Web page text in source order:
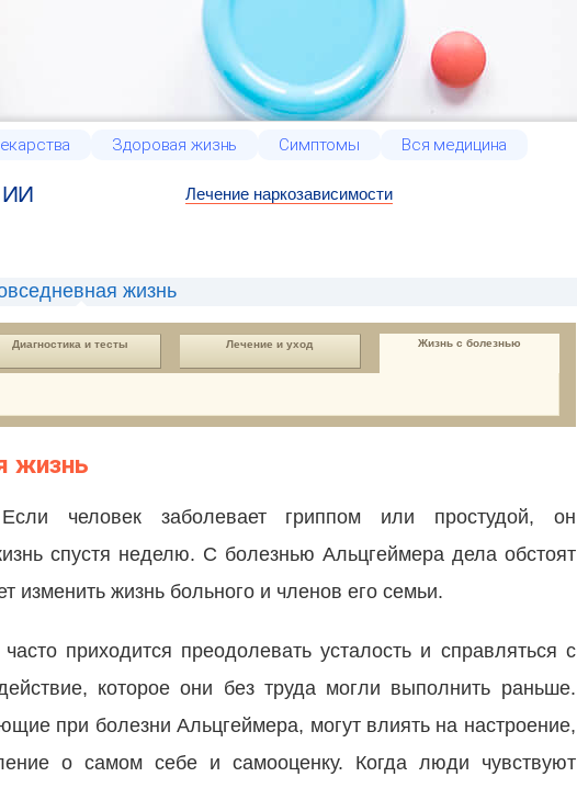
Здоровая жизнь Симптомы Вся медицина
ИИ Лечение наркозависимости
жизнь
Диагностика и тесты Лечение и уход Жизнь с болезнью
жизнь
человек заболевает гриппом или простудой, он
спустя неделю. С болезнью Альцгеймера дела обстоят
изменить жизнь больного и членов его семьи.
приходится преодолевать усталость и справляться с
которое они без труда могли выполнить раньше.
при болезни Альцгеймера, могут влиять на настроение,
о самом себе и самооценку. Когда люди чувствуют